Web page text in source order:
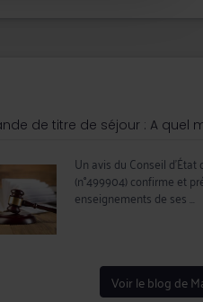
de titre de séjour : A quel
Un avis du Conseil
(n°499904) confirme et
enseignements de ses ...
Voir le blog de